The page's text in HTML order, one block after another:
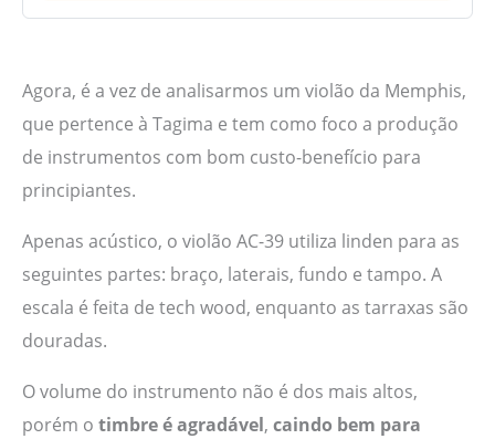
Agora, é a vez de analisarmos um violão da Memphis,
que pertence à Tagima e tem como foco a produção
de instrumentos com bom custo-benefício para
principiantes.
Apenas acústico, o violão AC-39 utiliza linden para as
seguintes partes: braço, laterais, fundo e tampo. A
escala é feita de tech wood, enquanto as tarraxas são
douradas.
O volume do instrumento não é dos mais altos,
porém o timbre é agradável, caindo bem para